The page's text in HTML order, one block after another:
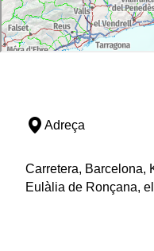
Adreça
Carretera, Barcelona,
Eulàlia de Ronçana,